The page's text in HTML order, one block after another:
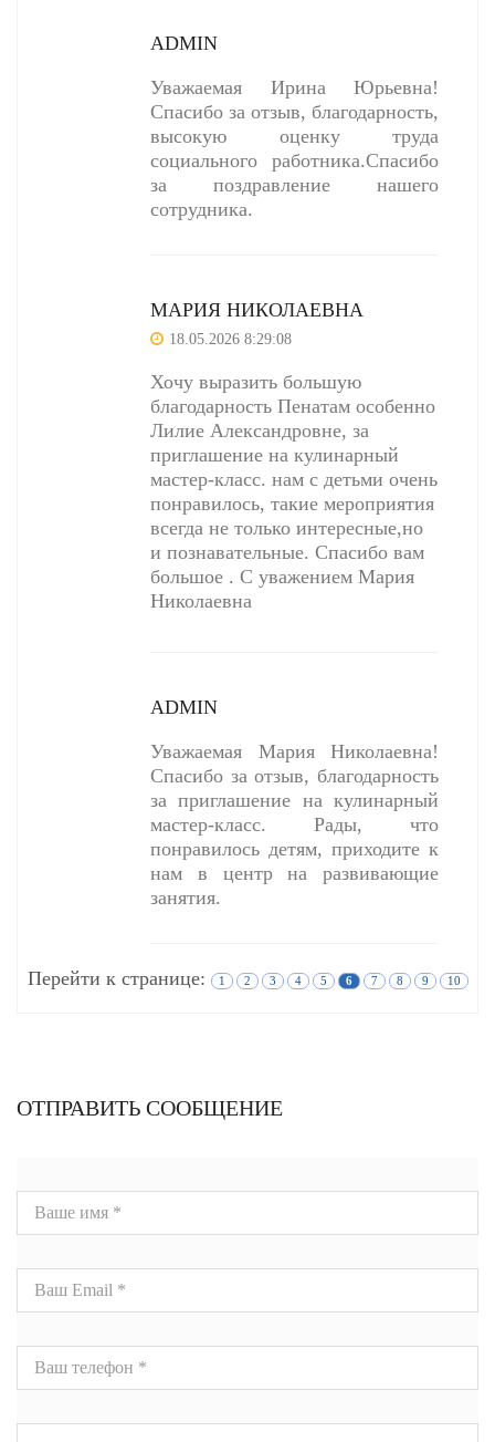
ADMIN
Уважаемая Ирина Юрьевна!
Спасибо за отзыв, благодарность,
высокую оценку труда
социального работника.Спасибо
за поздравление нашего
сотрудника.
МАРИЯ НИКОЛАЕВНА
18.05.2026 8:29:08
Хочу выразить большую
благодарность Пенатам особенно
Лилие Александровне, за
приглашение на кулинарный
мастер-класс. нам с детьми очень
понравилось, такие мероприятия
всегда не только интересные,но
и познавательные. Спасибо вам
большое . С уважением Мария
Николаевна
ADMIN
Уважаемая Мария Николаевна!
Спасибо за отзыв, благодарность
за приглашение на кулинарный
мастер-класс. Рады, что
понравилось детям, приходите к
нам в центр на развивающие
занятия.
Перейти к странице: 1 2 3 4 5 6 7 8 9 10
ОТПРАВИТЬ СООБЩЕНИЕ